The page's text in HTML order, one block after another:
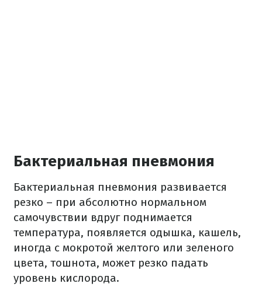
Бактериальная пневмония
Бактериальная пневмония развивается
резко – при абсолютно нормальном
самочувствии вдруг поднимается
температура, появляется одышка, кашель,
иногда с мокротой желтого или зеленого
цвета, тошнота, может резко падать
уровень кислорода.